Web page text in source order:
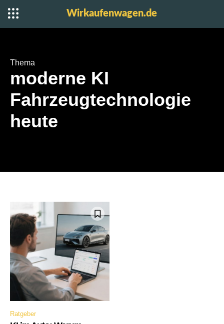
Wirkaufenwagen.de
Thema
moderne KI
Fahrzeugtechnologie
heute
Ratgeber